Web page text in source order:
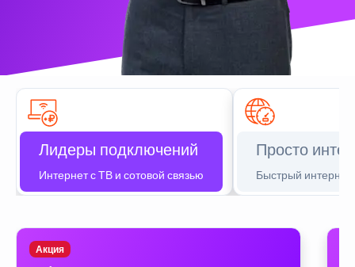
Лидеры подключений
Интернет с ТВ и сотовой связью
Просто
Быстрый интернет
Акция